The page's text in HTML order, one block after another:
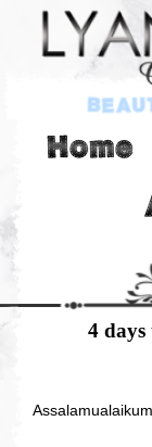
4
Assalamualaikum..